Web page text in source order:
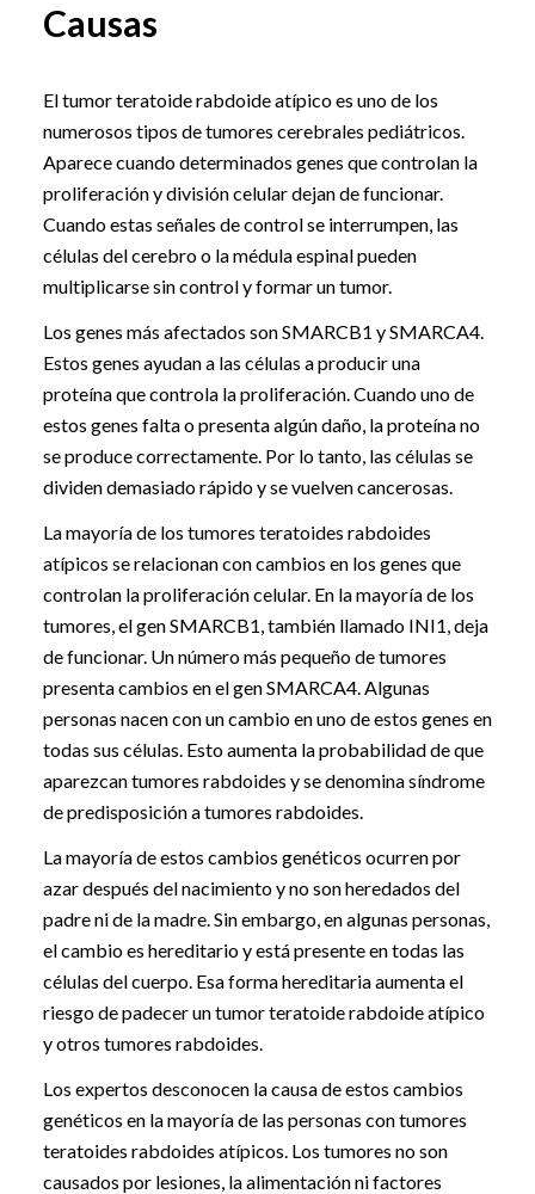
Causas
El tumor teratoide rabdoide atípico es uno de los
numerosos tipos de tumores cerebrales pediátricos.
Aparece cuando determinados genes que controlan la
proliferación y división celular dejan de funcionar.
Cuando estas señales de control se interrumpen, las
células del cerebro o la médula espinal pueden
multiplicarse sin control y formar un tumor.
Los genes más afectados son SMARCB1 y SMARCA4.
Estos genes ayudan a las células a producir una
proteína que controla la proliferación. Cuando uno de
estos genes falta o presenta algún daño, la proteína no
se produce correctamente. Por lo tanto, las células se
dividen demasiado rápido y se vuelven cancerosas.
La mayoría de los tumores teratoides rabdoides
atípicos se relacionan con cambios en los genes que
controlan la proliferación celular. En la mayoría de los
tumores, el gen SMARCB1, también llamado INI1, deja
de funcionar. Un número más pequeño de tumores
presenta cambios en el gen SMARCA4. Algunas
personas nacen con un cambio en uno de estos genes en
todas sus células. Esto aumenta la probabilidad de que
aparezcan tumores rabdoides y se denomina síndrome
de predisposición a tumores rabdoides.
La mayoría de estos cambios genéticos ocurren por
azar después del nacimiento y no son heredados del
padre ni de la madre. Sin embargo, en algunas personas,
el cambio es hereditario y está presente en todas las
células del cuerpo. Esa forma hereditaria aumenta el
riesgo de padecer un tumor teratoide rabdoide atípico
y otros tumores rabdoides.
Los expertos desconocen la causa de estos cambios
genéticos en la mayoría de las personas con tumores
teratoides rabdoides atípicos. Los tumores no son
causados por lesiones, la alimentación ni factores